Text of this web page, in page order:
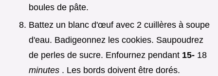
boules de pâte.
Battez un blanc d'œuf avec 2 cuillères à soupe
d'eau. Badigeonnez les cookies. Saupoudrez
de perles de sucre. Enfournez pendant 15- 18
minutes . Les bords doivent être dorés.